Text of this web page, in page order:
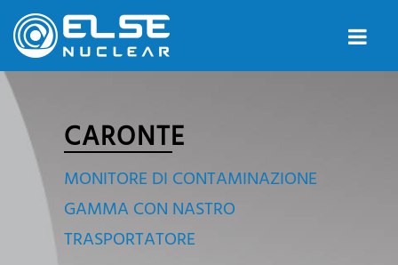
CARONTE
MONITORE DI CONTAMINAZIONE
GAMMA CON NASTRO
TRASPORTATORE